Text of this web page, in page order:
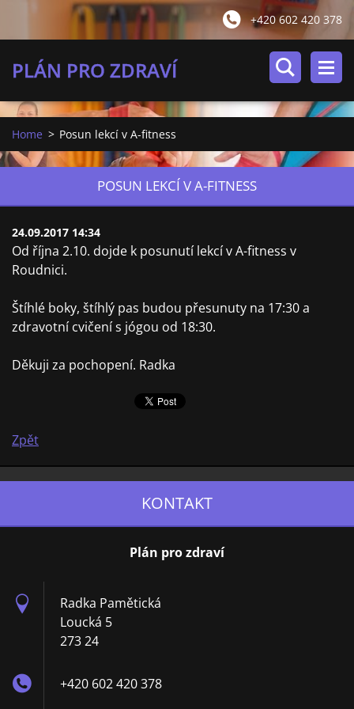
+420 602 420 378
PLÁN PRO ZDRAVÍ
Home > Posun lekcí v A-fitness
POSUN LEKCÍ V A-FITNESS
24.09.2017 14:34
Od října 2.10. dojde k posunutí lekcí v A-fitness v
Roudnici.
Štíhlé boky, štíhlý pas budou přesunuty na 17:30 a
zdravotní cvičení s jógou od 18:30.
Děkuji za pochopení. Radka
Zpět
KONTAKT
Plán pro zdraví
Radka Pamětická
Loucká 5
273 24
+420 602 420 378